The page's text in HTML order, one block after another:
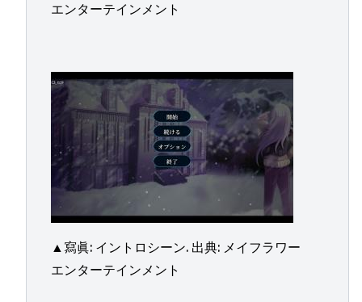
エンターテインメント
▲寫眞: イントロシーン. 出典: メイフラワー
エンターテインメント